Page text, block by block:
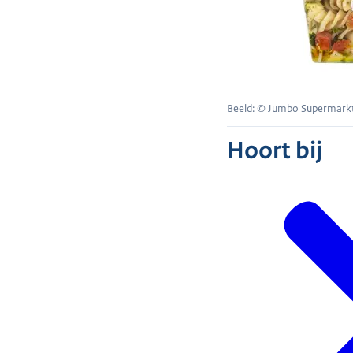
Beeld: © Jumbo
Hoort bij